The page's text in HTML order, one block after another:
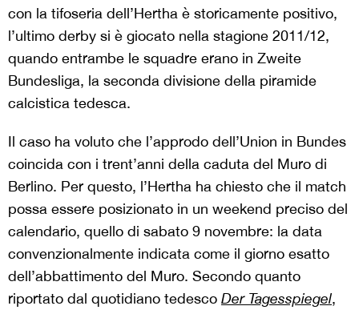
con la tifoseria dell’Hertha è storicamente positivo,
l’ultimo derby si è giocato nella stagione 2011/12,
quando entrambe le squadre erano in Zweite
Bundesliga, la seconda divisione della piramide
calcistica tedesca.
Il caso ha voluto che l’approdo dell’Union in Bundes
coincida con i trent’anni della caduta del Muro di
Berlino. Per questo, l’Hertha ha chiesto che il match
possa essere posizionato in un weekend preciso del
calendario, quello di sabato 9 novembre: la data
convenzionalmente indicata come il giorno esatto
dell’abbattimento del Muro. Secondo quanto
riportato dal quotidiano tedesco Der Tagesspiegel,